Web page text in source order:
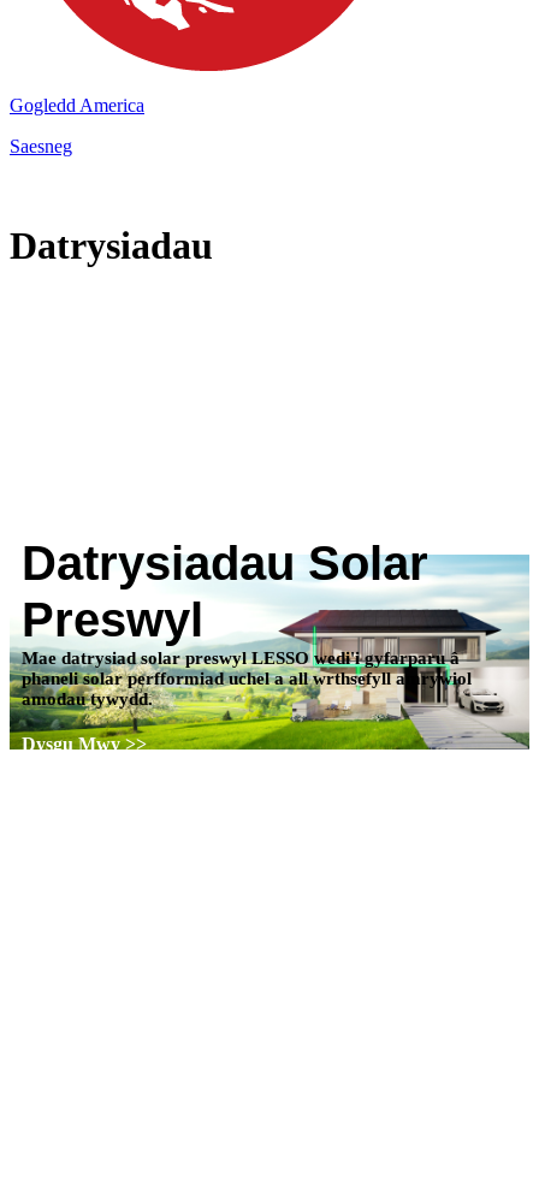
Gogledd America
Saesneg
Datrysiadau
Datrysiadau Solar
Preswyl
Mae datrysiad solar preswyl LESSO wedi'i gyfarparu â
phaneli solar perfformiad uchel a all wrthsefyll amrywiol
amodau tywydd.
Dysgu Mwy >>